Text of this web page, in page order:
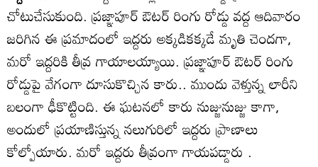
చోటుచేసుకుంది. ప్రజ్ఞాపూర్ ఔటర్ రింగు రోడ్డు వద్ద ఆదివారం
జరిగిన ఈ ప్రమాదంలో ఇద్దరు అక్కడికక్కడే మృతి చెందగా,
మరో ఇద్దరికి తీవ్ర గాయాలయ్యాయి. ప్రజ్ఞాపూర్ ఔటర్ రింగు
రోడ్డుపై వేగంగా దూసుకొచ్చిన కారు.. ముందు వెళ్తున్న లారీని
బలంగా ఢీకొట్టింది. ఈ ఘటనలో కారు నుజ్జునుజ్జు కాగా,
అందులో ప్రయాణిస్తున్న నలుగురిలో ఇద్దరు ప్రాణాలు
కోల్పోయారు. మరో ఇద్దరు తీవ్రంగా గాయపడ్డారు .